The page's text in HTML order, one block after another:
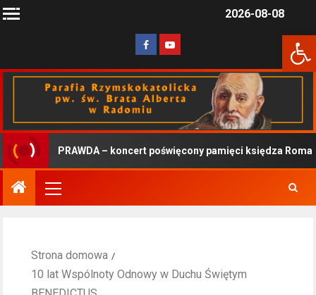
2026-08-08
PRAWDA – koncert poświęcony pamięci księdza
Strona domowa
10 lat Wspólnoty Odnowy w Duchu Świętym